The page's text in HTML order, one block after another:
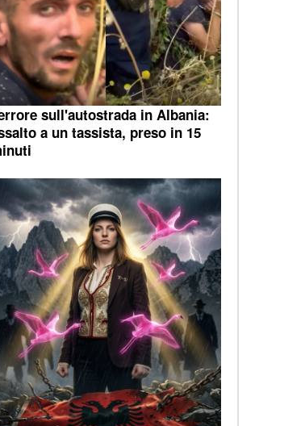
sull'autostrada in Albania:
a un tassista, preso in 15